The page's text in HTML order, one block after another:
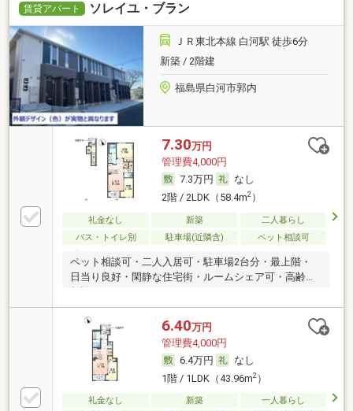
賃貸アパート ソレイユ・ブラン
ＪＲ東北本線 白河駅 徒歩6分
新築 / 2階建
福島県白河市郭内
7.30万円
管理費4,000円
7.3万円
なし
2階 / 2LDK（58.4m2）
礼金なし 新築
二人暮らし
バス・トイレ別
駐車場(近隣含) ペット相談可
ペット相談可・二人入居可・駐車場2台分・最上階・
日当り良好・閑静な住宅街・ルームシェア可・高齢者
相談
6.40万円
管理費4,000円
6.4万円
なし
1階 / 1LDK（43.96m2）
礼金なし 新築
一人暮らし